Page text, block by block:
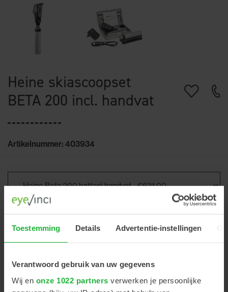
Toestemming Details Advertentie-instellingen
Verantwoord gebruik van uw gegevens
Wij en onze 1022 partners verwerken je persoonlijke
Heine skiascoopset
BETA 200 incl. handvat
Artikelnummer: 403934
€631,00Excl. btw
+